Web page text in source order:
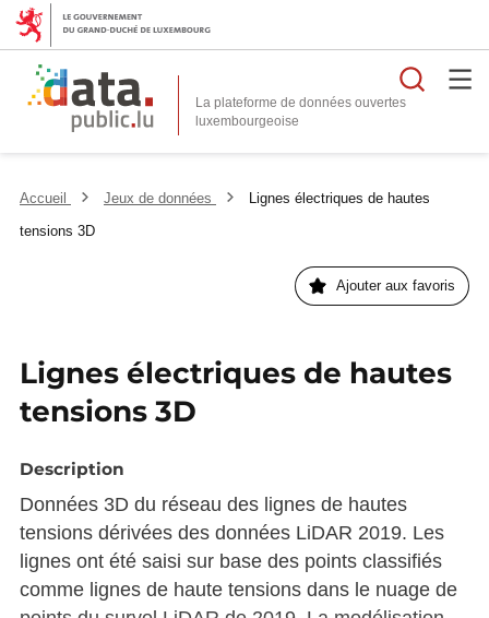
La plateforme de données ouvertes
Accueil Jeux de données
Lignes électriques de hautes
tensions 3D
Ajouter aux favoris
Lignes électriques de hautes
tensions 3D
Description
Données 3D du réseau des lignes de hautes
tensions dérivées des données LiDAR 2019. Les
lignes ont été saisi sur base des points classifiés
comme lignes de haute tensions dans le nuage de